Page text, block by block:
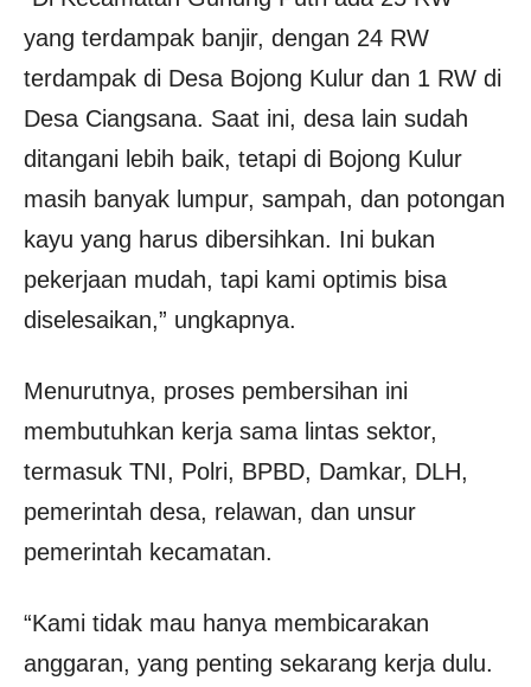
yang terdampak banjir, dengan 24 RW
terdampak di Desa Bojong Kulur dan 1 RW di
Desa Ciangsana. Saat ini, desa lain sudah
ditangani lebih baik, tetapi di Bojong Kulur
masih banyak lumpur, sampah, dan potongan
kayu yang harus dibersihkan. Ini bukan
pekerjaan mudah, tapi kami optimis bisa
diselesaikan,” ungkapnya.
Menurutnya, proses pembersihan ini
membutuhkan kerja sama lintas sektor,
termasuk TNI, Polri, BPBD, Damkar, DLH,
pemerintah desa, relawan, dan unsur
pemerintah kecamatan.
“Kami tidak mau hanya membicarakan
anggaran, yang penting sekarang kerja dulu.